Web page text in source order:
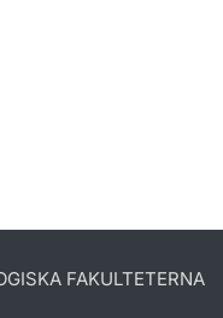
FAKULTETERNA